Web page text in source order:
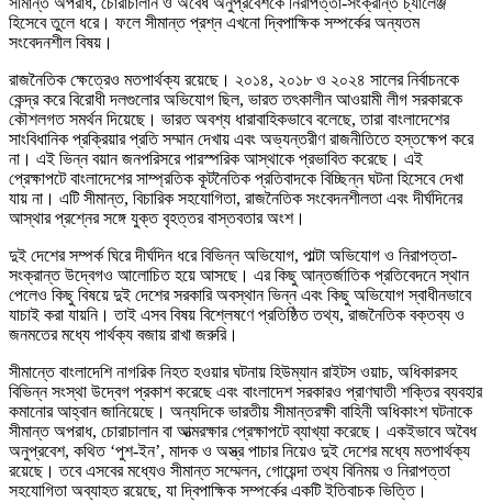
হিসেবে তুলে ধরে। ফলে সীমান্ত প্রশ্ন এখনো দ্বিপাক্ষিক সম্পর্কের অন্যতম
সংবেদনশীল বিষয়।
রাজনৈতিক ক্ষেত্রেও মতপার্থক্য রয়েছে। ২০১৪, ২০১৮ ও ২০২৪ সালের নির্বাচনকে
কেন্দ্র করে বিরোধী দলগুলোর অভিযোগ ছিল, ভারত তৎকালীন আওয়ামী লীগ সরকারকে
কৌশলগত সমর্থন দিয়েছে। ভারত অবশ্য ধারাবাহিকভাবে বলেছে, তারা বাংলাদেশের
সাংবিধানিক প্রক্রিয়ার প্রতি সম্মান দেখায় এবং অভ্যন্তরীণ রাজনীতিতে হস্তক্ষেপ করে
না। এই ভিন্ন বয়ান জনপরিসরে পারস্পরিক আস্থাকে প্রভাবিত করেছে। এই
প্রেক্ষাপটে বাংলাদেশের সাম্প্রতিক কূটনৈতিক প্রতিবাদকে বিচ্ছিন্ন ঘটনা হিসেবে দেখা
যায় না। এটি সীমান্ত, বিচারিক সহযোগিতা, রাজনৈতিক সংবেদনশীলতা এবং দীর্ঘদিনের
আস্থার প্রশ্নের সঙ্গে যুক্ত বৃহত্তর বাস্তবতার অংশ।
দুই দেশের সম্পর্ক ঘিরে দীর্ঘদিন ধরে বিভিন্ন অভিযোগ, পাল্টা অভিযোগ ও নিরাপত্তা-
সংক্রান্ত উদ্বেগও আলোচিত হয়ে আসছে। এর কিছু আন্তর্জাতিক প্রতিবেদনে স্থান
পেলেও কিছু বিষয়ে দুই দেশের সরকারি অবস্থান ভিন্ন এবং কিছু অভিযোগ স্বাধীনভাবে
যাচাই করা যায়নি। তাই এসব বিষয় বিশ্লেষণে প্রতিষ্ঠিত তথ্য, রাজনৈতিক বক্তব্য ও
জনমতের মধ্যে পার্থক্য বজায় রাখা জরুরি।
সীমান্তে বাংলাদেশি নাগরিক নিহত হওয়ার ঘটনায় হিউম্যান রাইটস ওয়াচ, অধিকারসহ
বিভিন্ন সংস্থা উদ্বেগ প্রকাশ করেছে এবং বাংলাদেশ সরকারও প্রাণঘাতী শক্তির ব্যবহার
কমানোর আহ্বান জানিয়েছে। অন্যদিকে ভারতীয় সীমান্তরক্ষী বাহিনী অধিকাংশ ঘটনাকে
সীমান্ত অপরাধ, চোরাচালান বা আত্মরক্ষার প্রেক্ষাপটে ব্যাখ্যা করেছে। একইভাবে অবৈধ
অনুপ্রবেশ, কথিত ‘পুশ-ইন’, মাদক ও অস্ত্র পাচার নিয়েও দুই দেশের মধ্যে মতপার্থক্য
রয়েছে। তবে এসবের মধ্যেও সীমান্ত সম্মেলন, গোয়েন্দা তথ্য বিনিময় ও নিরাপত্তা
সহযোগিতা অব্যাহত রয়েছে, যা দ্বিপাক্ষিক সম্পর্কের একটি ইতিবাচক ভিত্তি।